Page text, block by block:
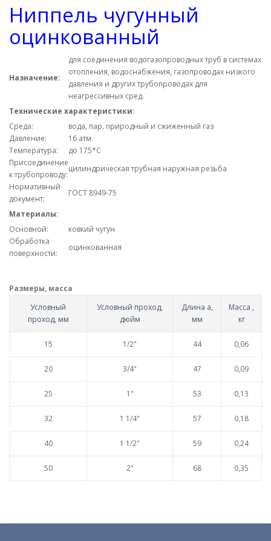
Ниппель чугунный
оцинкованный
Назначение:
для соединения водогазопроводных труб в системах
отопления, водоснабжения, газопроводах низкого
давления и других трубопроводах для
неагрессивных сред.
Технические характеристики:
Среда:
вода, пар, природный и сжиженный газ
Давление:
16 атм.
Температура:
до 175*С
Присоединение
к трубопроводу:
цилиндрическая трубная наружная резьба
Нормативный
документ:
ГОСТ 8949-75
Материалы:
Основной:
ковкий чугун
Обработка
поверхности:
оцинкованная
Размеры, масса
Условный
проход, мм
Условный проход,
дюйм
Длина а,
мм
Масса ,
кг
15 1/2" 44 0,06
20 3/4" 47 0,09
25 1" 53 0,13
32 1 1/4" 57 0,18
40 1 1/2" 59 0,24
50 2" 68 0,35